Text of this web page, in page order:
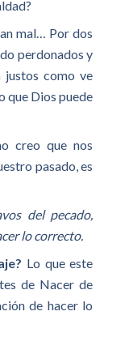
mal… Por dos
perdonados y
justos como ve
que Dios puede
creo que nos
pasado, es
del pecado,
lo correcto.
Lo que este
de Nacer de
de hacer lo